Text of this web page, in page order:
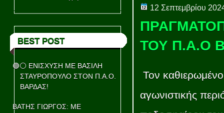
BEST POST
🟢⚪ ΕΝΙΣΧΥΣΗ ΜΕ ΒΑΣΙΛΗ
ΣΤΑΥΡΟΠΟΥΛΟ ΣΤΟΝ Π.Α.Ο.
ΒΑΡΔΑΣ!
ΒΑΤΗΣ ΓΙΩΡΓΟΣ: ΜΕ
12 Σεπτεμβρίου
ΤΟΥ Π.Α.Ο
Τον
αγωνιστικής